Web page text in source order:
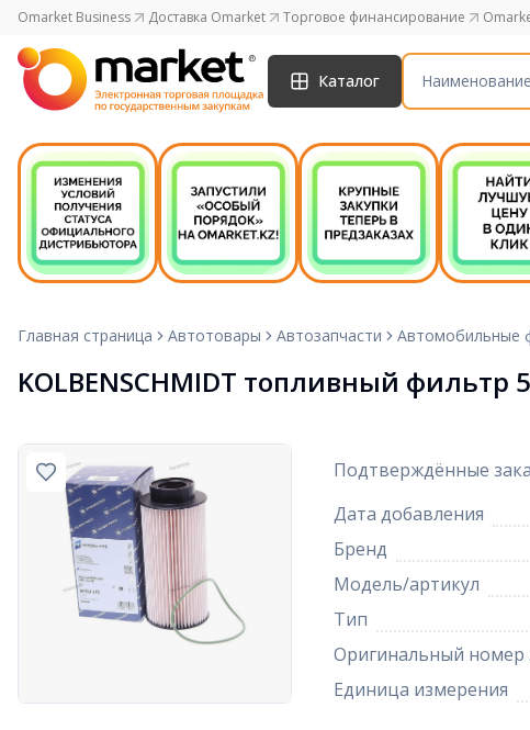
Omarket Business Доставка Omarket Торговое финансирование
Каталог
Главная страница Автотовары Автозапчасти Автомобильные
KOLBENSCHMIDT топливный фильтр
Подтверждённые
Дата добавления
Бренд
Модель/артикул
Тип
Оригинальный номер
Единица измерения